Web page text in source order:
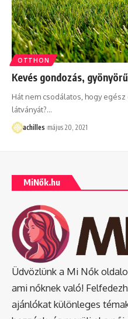
OTTHON
Kevés gondozás,
Hát nem csodálatos, hogy
látványát?…
achilles május 20, 2021
MiNők.hu
Üdvözlünk a Mi Nők
ami nőknek való!
ajánlókat különleges